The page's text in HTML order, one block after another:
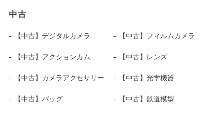
中古
【中古】デジタルカメラ 【中古】フィルムカメラ
【中古】アクションカム 【中古】レンズ
【中古】カメラアクセサリー 【中古】光学機器
【中古】バッグ 【中古】鉄道模型